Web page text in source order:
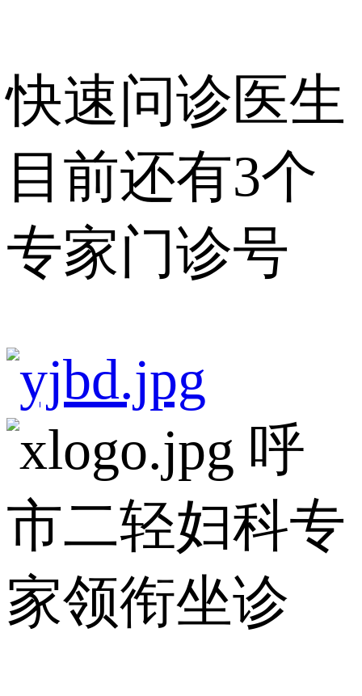
快速问诊医生
目前还有3个
专家门诊号
呼
市二轻妇科专
家领衔坐诊